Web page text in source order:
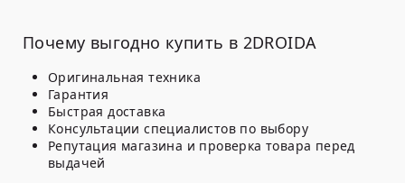
Почему выгодно купить в 2DROIDA
Оригинальная техника
Гарантия
Быстрая доставка
Консультации специалистов по выбору
Репутация магазина и проверка товара перед
выдачей